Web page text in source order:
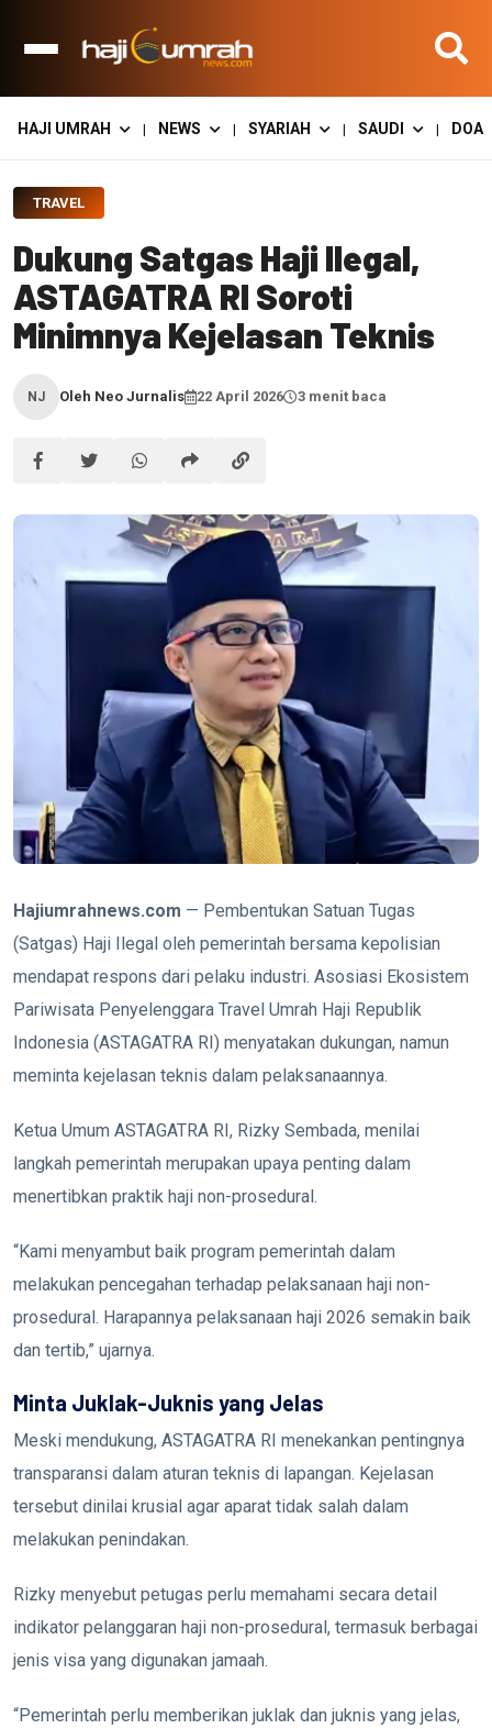
HAJI UMRAH | NEWS | SYARIAH | SAUDI | DOA
TRAVEL
Dukung Satgas Haji Ilegal,
ASTAGATRA RI Soroti
Minimnya Kejelasan Teknis
NJ Oleh Neo Jurnalis 22 April 2026 3 menit baca
Hajiumrahnews.com — Pembentukan Satuan Tugas
(Satgas) Haji Ilegal oleh pemerintah bersama kepolisian
mendapat respons dari pelaku industri. Asosiasi Ekosistem
Pariwisata Penyelenggara Travel Umrah Haji Republik
Indonesia (ASTAGATRA RI) menyatakan dukungan, namun
meminta kejelasan teknis dalam pelaksanaannya.
Ketua Umum ASTAGATRA RI, Rizky Sembada, menilai
langkah pemerintah merupakan upaya penting dalam
menertibkan praktik haji non-prosedural.
“Kami menyambut baik program pemerintah dalam
melakukan pencegahan terhadap pelaksanaan haji non-
prosedural. Harapannya pelaksanaan haji 2026 semakin baik
dan tertib,” ujarnya.
Minta Juklak-Juknis yang Jelas
Meski mendukung, ASTAGATRA RI menekankan pentingnya
transparansi dalam aturan teknis di lapangan. Kejelasan
tersebut dinilai krusial agar aparat tidak salah dalam
melakukan penindakan.
Rizky menyebut petugas perlu memahami secara detail
indikator pelanggaran haji non-prosedural, termasuk berbagai
jenis visa yang digunakan jamaah.
“Pemerintah perlu memberikan juklak dan juknis yang jelas,